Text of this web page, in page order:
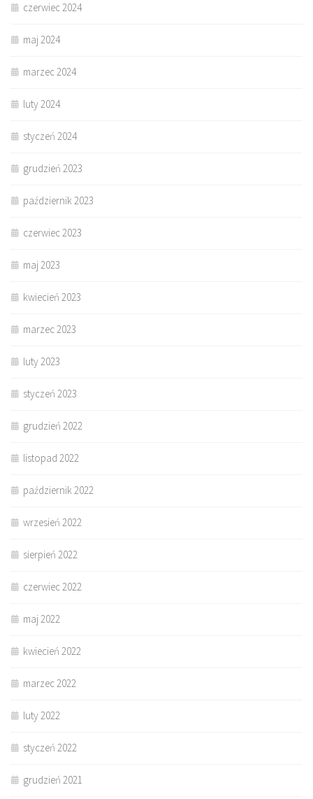
czerwiec 2024
maj 2024
marzec 2024
luty 2024
styczeń 2024
grudzień 2023
październik 2023
czerwiec 2023
maj 2023
kwiecień 2023
marzec 2023
luty 2023
styczeń 2023
grudzień 2022
listopad 2022
październik 2022
wrzesień 2022
sierpień 2022
czerwiec 2022
maj 2022
kwiecień 2022
marzec 2022
luty 2022
styczeń 2022
grudzień 2021